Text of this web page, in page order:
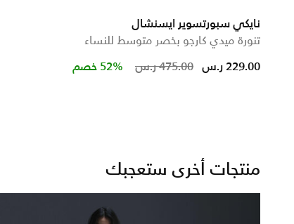
نايكي سبورتسوير ايسنشال
تنورة ميدي كارجو بخصر متوسط للنساء
Price reduced from475.00 ر.س to229.00 ر.س 52% خصم
منتجات أخرى ستعجبك